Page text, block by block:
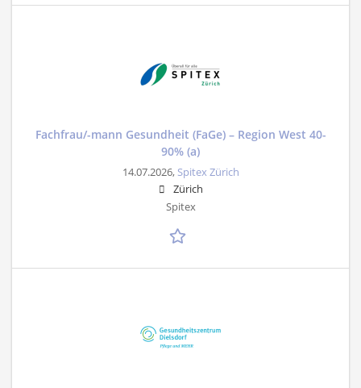
Fachfrau/-mann Gesundheit (FaGe) – Region West 40-
90% (a)
14.07.2026, Spitex Zürich
Zürich
Spitex